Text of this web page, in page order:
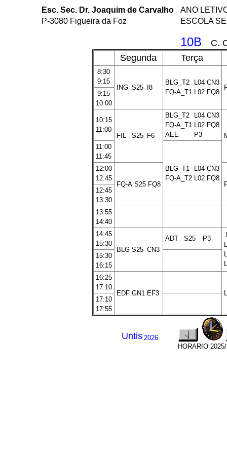
Esc. Sec. Dr. Joaquim de Carvalho
ANO
P-3080 Figueira da Foz
ESCOLA
10B
C.
Segunda
Terça
8:30
9:15
ING S25 I8
BLG_T2 L04 CN3
FQ-A_T1 L02 FQ8
9:15
10:00
10:15
11:00
FIL
S25 F6
BLG_T2 L04 CN3
FQ-A_T1 L02 FQ8
AEE
P3
11:00
11:45
BLG_T1
L04 CN3
FQ-A_T2 L02 FQ8
12:00
12:45
FQ-A S25 FQ8
12:45
13:30
13:55
14:40
14:45
15:30
BLG S25 CN3
ADT S25 P3
15:30
16:15
16:25
17:10
EDF GN1 EF3
17:10
17:55
Untis 2026
HORARIO